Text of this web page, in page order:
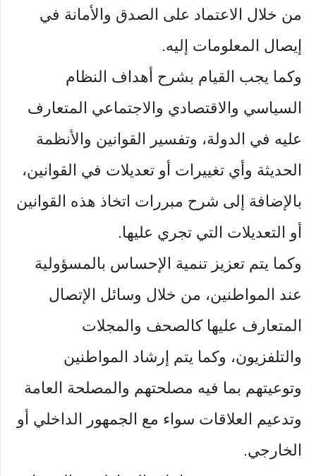
من خلال الاعتماد على الصدق والأمانة في
إيصال المعلومات إليه.
وكما يجب القيام بشرح أهداف النظام
السياسي والاقتصادي والاجتماعي المتعارف
عليه في الدولة، وتفسير القوانين والأنظمة
الحديثة وأي تغييرات أو تعديلات في القوانين،
بالإضافة إلى شرح مبررات اتخاذ هذه القوانين
أو التعديلات التي تجري عليها.
وكما يتم تعزيز تنمية الإحساس بالمسؤولية
عند المواطنين، من خلال وسائل الإتصال
المتعارف عليها كالصحف والمجلات
والتلفزيون، وكما يتم إرشاد المواطنين
وتوعيتهم بما فيه مصلحتهم والمصلحة العامة
وتدعيم العلاقات سواء مع الجمهور الداخلي أو
الخارجي.